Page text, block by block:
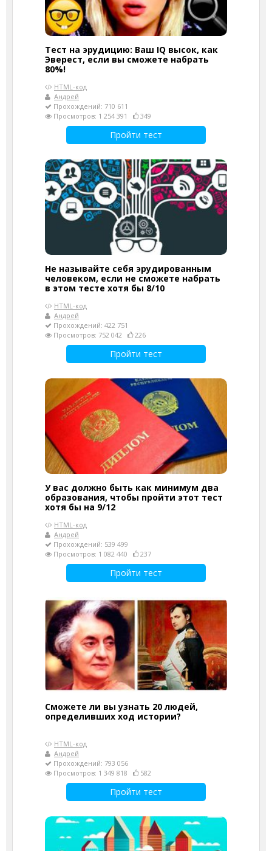
Тест на эрудицию: Ваш IQ высок, как
Эверест, если вы сможете набрать
80%!
HTML-код
Андрей
Прохождений: 710 611
Просмотров: 1 254 391
349
Пройти тест
Не называйте себя эрудированным
человеком, если не сможете набрать
в этом тесте хотя бы 8/10
HTML-код
Андрей
Прохождений: 422 751
Просмотров: 752 042
226
Пройти тест
У вас должно быть как минимум два
образования, чтобы пройти этот тест
хотя бы на 9/12
HTML-код
Андрей
Прохождений: 539 499
Просмотров: 1 082 440
237
Пройти тест
Сможете ли вы узнать 20 людей,
определивших ход истории?
HTML-код
Андрей
Прохождений: 793 056
Просмотров: 1 349 818
582
Пройти тест